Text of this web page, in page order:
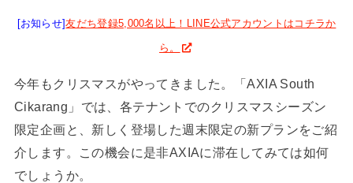
[お知らせ]友だち登録5,000名以上！LINE公式アカウントはコチラか
ら。
今年もクリスマスがやってきました。「AXIA South
Cikarang」では、各テナントでのクリスマスシーズン
限定企画と、新しく登場した週末限定の新プランをご紹
介します。この機会に是非AXIAに滞在してみては如何
でしょうか。